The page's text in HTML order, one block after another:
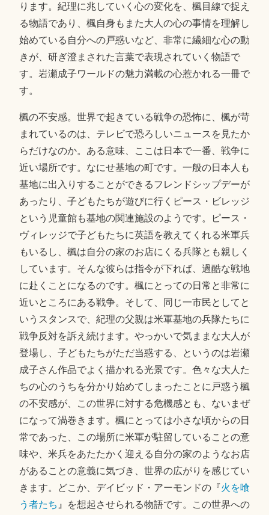
ります。紀理に兆していく心の変化を、楓目線で捉え
る物語であり、楓自身もまた大人の心の事情を理解し
始めている自分への戸惑いなど、非常に繊細な心の動
きが、研ぎ澄まされた言葉で表現されていく物語で
す。岩瀬成子ワールドの魅力満載の心惹かれる一冊で
す。
楓の不安感。世界で起きている戦争の恐怖に、楓が苛
まれているのは、テレビで恐ろしいニュースを見たか
らだけなのか。ある意味、ここは日本で一番、戦争に
近い場所です。なにせ基地の町です。一般の日本人も
基地に出入りすることができるフレンドシップデーが
あったり、子どもたちが遊びに行くピース・ビレッジ
という児童館も基地の関連施設のようです。ピース・
ヴィレッジで子どもたちに英語を教えてくれる米軍兵
もいるし、楓は自分の家のお店にくる兵隊とも親しく
しています。そんな彼らは指令が下れば、過酷な戦地
に赴くことになるのです。楓にとっての日常と非常に
近いところにある戦争。そして、同じ一市民としてと
いうスタンスで、紀理の父親は米軍基地の兵隊たちに
戦争反対を訴え続けます。やっかいで気ままな大人が
登場し、子どもたちがただ当惑する、というのは岩瀬
成子さん作品でよく描かれる光景です。色々な大人た
ちの心のうちを分かり始めてしまったことに戸惑う楓
の不安感が、この世界に対する危機感とも、ないまぜ
になって渦巻きます。楓にとっては小さな頃からの日
常であった、この場所に米軍が駐留していることの意
味や、米兵をあたたかく迎える自分の家のようなお店
があることの意義に気づき、世界の広がりを感じてい
きます。どこか、デイビッド・アーモンドの『火を喰
う者たち 』を想起させられる物語です。この世界への